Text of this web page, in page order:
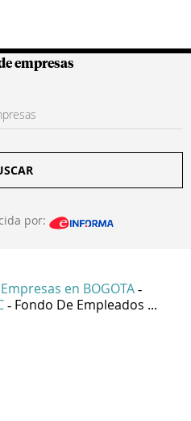
Colombianas
empresas
por:
Empresas en BOGOTA -
- Fondo De Empleados ...